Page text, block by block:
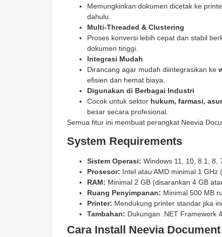
Memungkinkan dokumen dicetak ke
dahulu.
Multi-Threaded & Clustering
Proses konversi lebih cepat dan stabil
dokumen tinggi.
Integrasi Mudah
Dirancang agar mudah diintegrasikan ke
efisien dan hemat biaya.
Digunakan di Berbagai Industri
Cocok untuk sektor hukum, farmasi,
besar secara profesional.
Semua fitur ini membuat perangkat Neevia
System Requirements
Sistem Operasi: Windows 11, 10, 8.1, 8,
Prosesor: Intel atau AMD minimal 1
RAM: Minimal 2 GB (disarankan 4 GB
Ruang Penyimpanan: Minimal 500 MB
Printer: Mendukung printer standar jika
Tambahan: Dukungan .NET Framework
Cara Install Neevia